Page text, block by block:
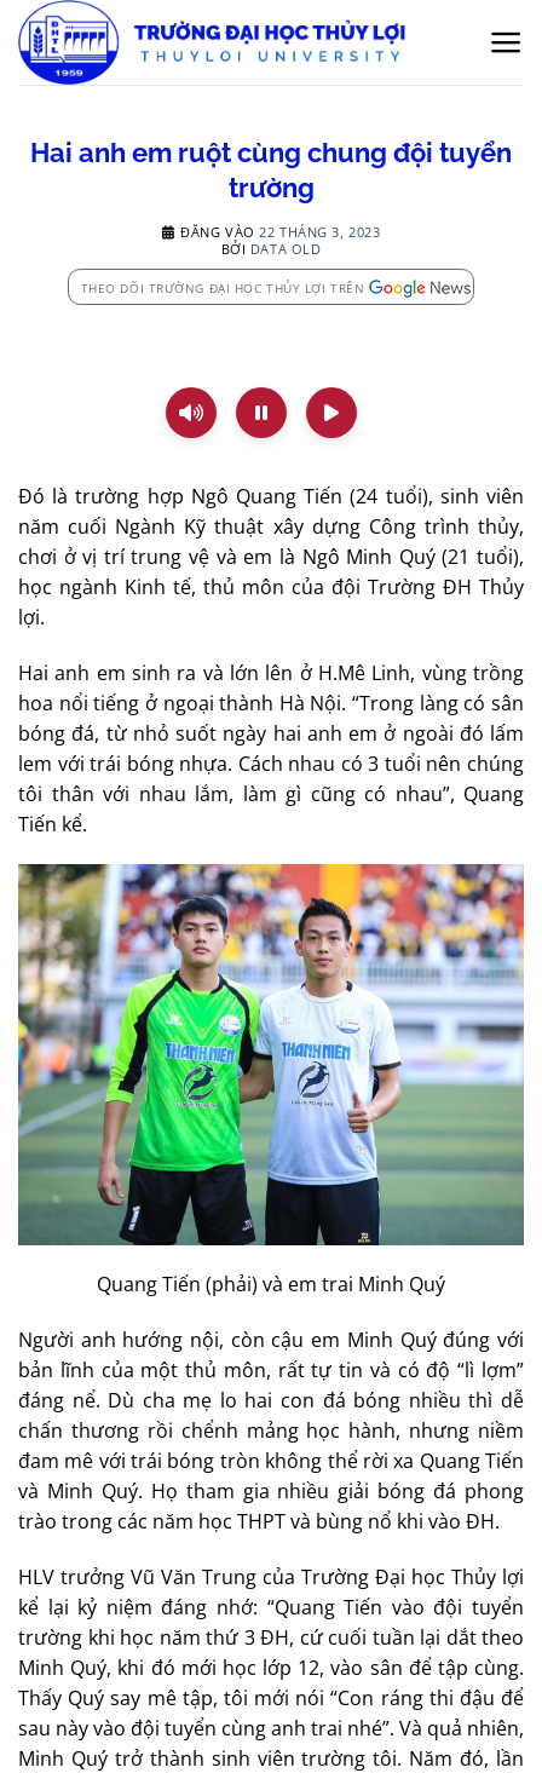
qua
nội
Hai anh em ruột cùng chung đội tuyển
trường
ĐĂNG VÀO 22 THÁNG 3, 2023
BỞI DATA OLD
THEO DÕI TRƯỜNG ĐẠI HỌC THỦY LỢI TRÊN
Đó là trường hợp Ngô Quang Tiến (24 tuổi), sinh viên
năm cuối Ngành Kỹ thuật xây dựng Công trình thủy,
chơi ở vị trí trung vệ và em là Ngô Minh Quý (21 tuổi),
học ngành Kinh tế, thủ môn của đội Trường ĐH Thủy
lợi.
Hai anh em sinh ra và lớn lên ở H.Mê Linh, vùng trồng
hoa nổi tiếng ở ngoại thành Hà Nội. “Trong làng có sân
bóng đá, từ nhỏ suốt ngày hai anh em ở ngoài đó lấm
lem với trái bóng nhựa. Cách nhau có 3 tuổi nên chúng
tôi thân với nhau lắm, làm gì cũng có nhau”, Quang
Tiến kể.
Quang Tiến (phải) và em trai Minh Quý
Người anh hướng nội, còn cậu em Minh Quý đúng với
bản lĩnh của một thủ môn, rất tự tin và có độ “lì lợm”
đáng nể. Dù cha mẹ lo hai con đá bóng nhiều thì dễ
chấn thương rồi chểnh mảng học hành, nhưng niềm
đam mê với trái bóng tròn không thể rời xa Quang Tiến
và Minh Quý. Họ tham gia nhiều giải bóng đá phong
trào trong các năm học THPT và bùng nổ khi vào ĐH.
HLV trưởng Vũ Văn Trung của Trường Đại học Thủy lợi
kể lại kỷ niệm đáng nhớ: “Quang Tiến vào đội tuyển
trường khi học năm thứ 3 ĐH, cứ cuối tuần lại dắt theo
Minh Quý, khi đó mới học lớp 12, vào sân để tập cùng.
Thấy Quý say mê tập, tôi mới nói “Con ráng thi đậu để
sau này vào đội tuyển cùng anh trai nhé”. Và quả nhiên,
Minh Quý trở thành sinh viên trường tôi. Năm đó, lần